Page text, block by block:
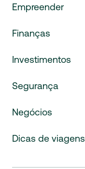
Empreender
Finanças
Investimentos
Segurança
Negócios
Dicas de viagens